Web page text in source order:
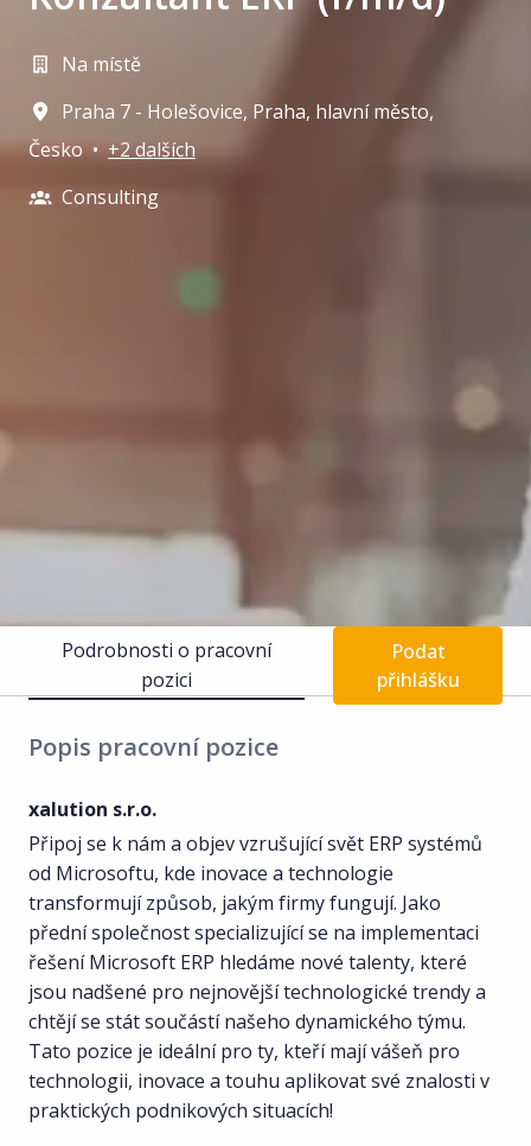
Na místě
Praha 7 - Holešovice, Praha, hlavní město,
Česko • +2 dalších
Consulting
Podrobnosti o pracovní
pozici
Podat
přihlášku
Popis pracovní pozice
xalution s.r.o.
Připoj se k nám a objev vzrušující svět ERP systémů
od Microsoftu, kde inovace a technologie
transformují způsob, jakým firmy fungují. Jako
přední společnost specializující se na implementaci
řešení Microsoft ERP hledáme nové talenty, které
jsou nadšené pro nejnovější technologické trendy a
chtějí se stát součástí našeho dynamického týmu.
Tato pozice je ideální pro ty, kteří mají vášeň pro
technologii, inovace a touhu aplikovat své znalosti v
praktických podnikových situacích!